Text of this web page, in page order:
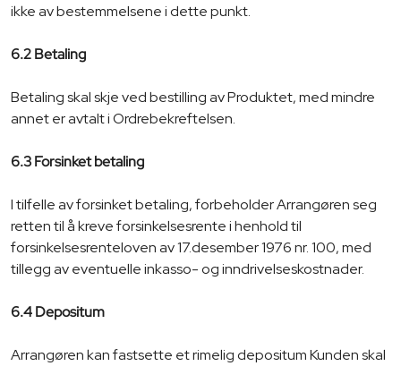
ikke av bestemmelsene i dette punkt.
6.2 Betaling
Betaling skal skje ved bestilling av Produktet, med mindre
annet er avtalt i Ordrebekreftelsen.
6.3 Forsinket betaling
I tilfelle av forsinket betaling, forbeholder Arrangøren seg
retten til å kreve forsinkelsesrente i henhold til
forsinkelsesrenteloven av 17.desember 1976 nr. 100, med
tillegg av eventuelle inkasso- og inndrivelseskostnader.
6.4 Depositum
Arrangøren kan fastsette et rimelig depositum Kunden skal